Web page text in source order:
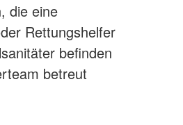
die eine
Rettungshelfer
befinden
betreut